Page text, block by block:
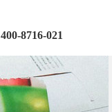
400-8716-021